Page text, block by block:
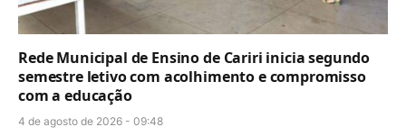
Rede Municipal de Ensino de Cariri inicia segundo
semestre letivo com acolhimento e compromisso
com a educação
4 de agosto de 2026 - 09:48